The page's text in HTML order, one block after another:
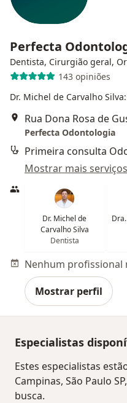
Perfecta
Dentista, Cirurgião geral,
143 opiniões
Dr. Michel de Carvalho
Rua Dona Rosa de
Perfecta Odontologia
Primeira consulta
Mostrar mais serviços
Dr. Michel de
Carvalho Silva
Dentista
Mostrar perfil
Especialistas
Estes especialistas
Campinas, São Paulo
busca.